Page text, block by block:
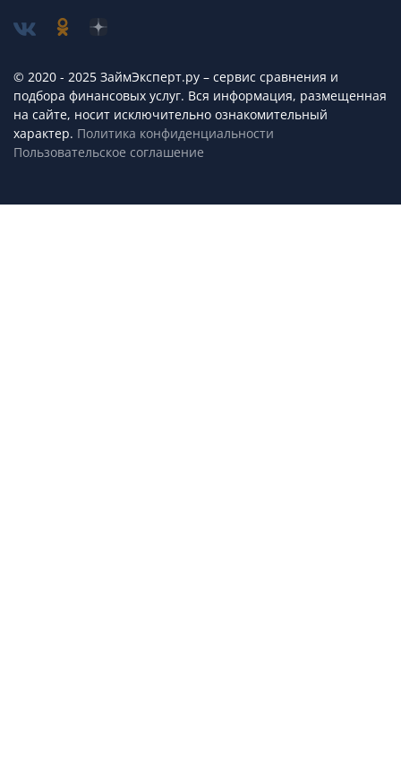
© 2020 - 2025 ЗаймЭксперт.ру – сервис cравнения и
подбора финансовых услуг. Вся информация, размещенная
на сайте, носит исключительно ознакомительный
характер. Политика конфиденциальности
Пользовательское соглашение